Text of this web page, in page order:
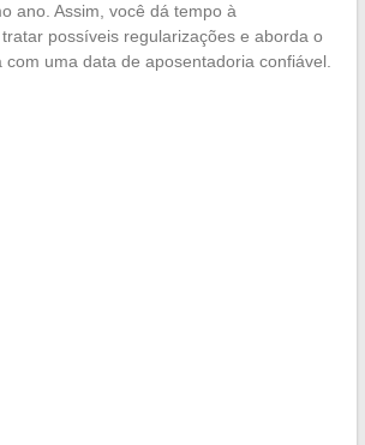
ano. Assim, você dá tempo à
possíveis regularizações e aborda o
com uma data de aposentadoria confiável.